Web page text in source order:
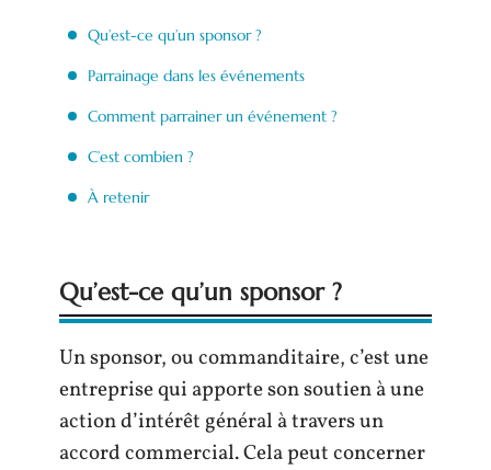
Qu’est-ce qu’un sponsor ?
Parrainage dans les événements
Comment parrainer un événement ?
C’est combien ?
À retenir
Qu’est-ce qu’un sponsor ?
Un sponsor, ou commanditaire, c’est une
entreprise qui apporte son soutien à une
action d’intérêt général à travers un
accord commercial. Cela peut concerner